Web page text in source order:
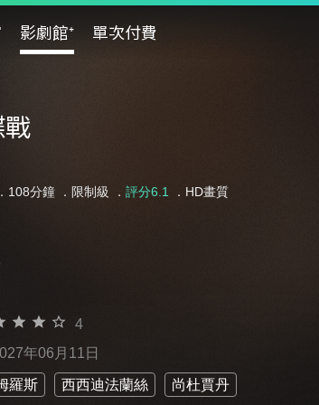
影劇館⁺ 單次付費
108分鐘 ． 限制級 ． 評分6.1 ．HD畫質
4
年06月11日
羅斯 西西迪法蘭絲 尚杜賈丹